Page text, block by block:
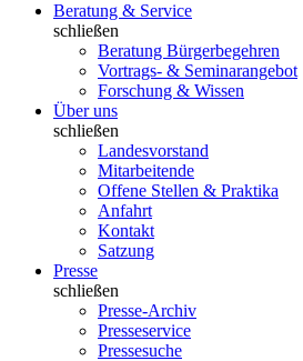
Beratung & Service
schließen
Beratung Bürgerbegehren
Vortrags- & Seminarangebot
Forschung & Wissen
Über uns
schließen
Landesvorstand
Mitarbeitende
Offene Stellen & Praktika
Anfahrt
Kontakt
Satzung
Presse
schließen
Presse-Archiv
Presseservice
Pressesuche